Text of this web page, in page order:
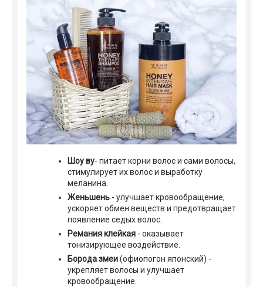
Шоу ву- питает корни волос и сами волосы,
стимулирует их волос и выработку
меланина.
Женьшень - улучшает кровообращение,
ускоряет обмен веществ и предотвращает
появление седых волос.
Ремания клейкая - оказывает
тонизирующее воздействие.
Борода змеи(офиопогон японский) -
укрепляет волосы и улучшает
кровообращение.